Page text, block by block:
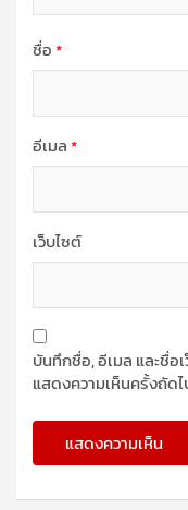
ชื่อ*
อีเมล*
เว็บไซต์
บันทึกชื่อ, อีเมล และชื่อ
แสดงความเห็นครั้งถัด